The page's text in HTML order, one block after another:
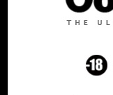
professionaliteit
de elegantie van
van totale